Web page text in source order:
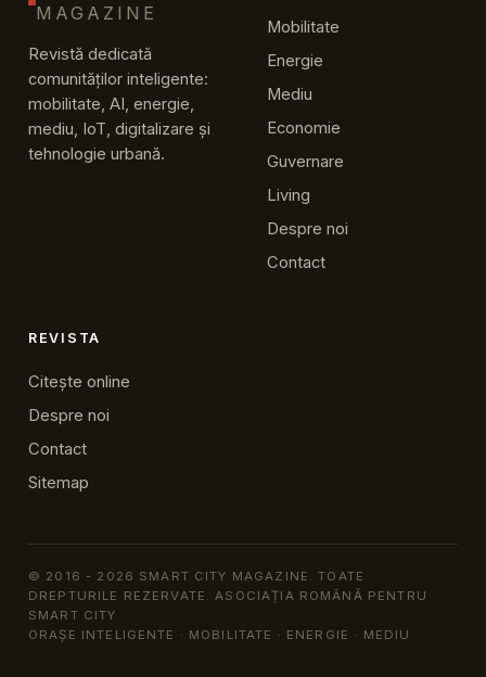
MAGAZINE
Revistă dedicată
comunităților inteligente:
mobilitate, AI, energie,
mediu, IoT, digitalizare și
tehnologie urbană.
Mobilitate
Energie
Mediu
Economie
Guvernare
Living
Despre noi
Contact
REVISTA
Citește online
Despre noi
Contact
Sitemap
© 2016 - 2026 SMART CITY MAGAZINE. TOATE
DREPTURILE REZERVATE. ASOCIAȚIA ROMÂNĂ PENTRU
SMART CITY
ORAȘE INTELIGENTE · MOBILITATE · ENERGIE · MEDIU